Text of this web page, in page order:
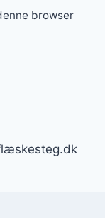
browser